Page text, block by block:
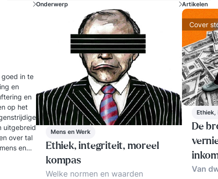
goed in te
en
en
op het
uitgebreid
over tal
en
Onderwerp
Mens en Werk
Ethiek, integriteit, moreel
kompas
Welke normen en waarden
Artikelen
Cover
Ethiek,
De
Van